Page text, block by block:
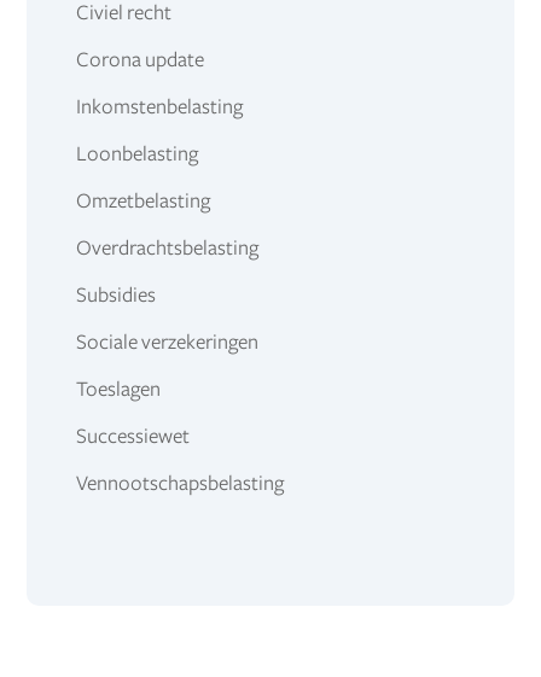
Civiel recht
Corona update
Inkomstenbelasting
Loonbelasting
Omzetbelasting
Overdrachtsbelasting
Subsidies
Sociale verzekeringen
Toeslagen
Successiewet
Vennootschapsbelasting